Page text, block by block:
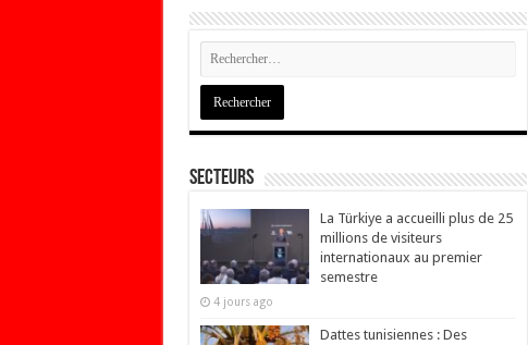
Secteurs
La Türkiye a accueilli plus de 25
millions de visiteurs
internationaux au premier
semestre
4 jours ago
Dattes tunisiennes : Des